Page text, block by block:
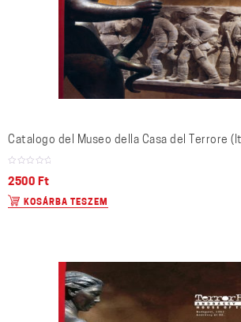
Catalogo del Museo della Casa del Terrore
2500 Ft
KOSÁRBA TESZEM